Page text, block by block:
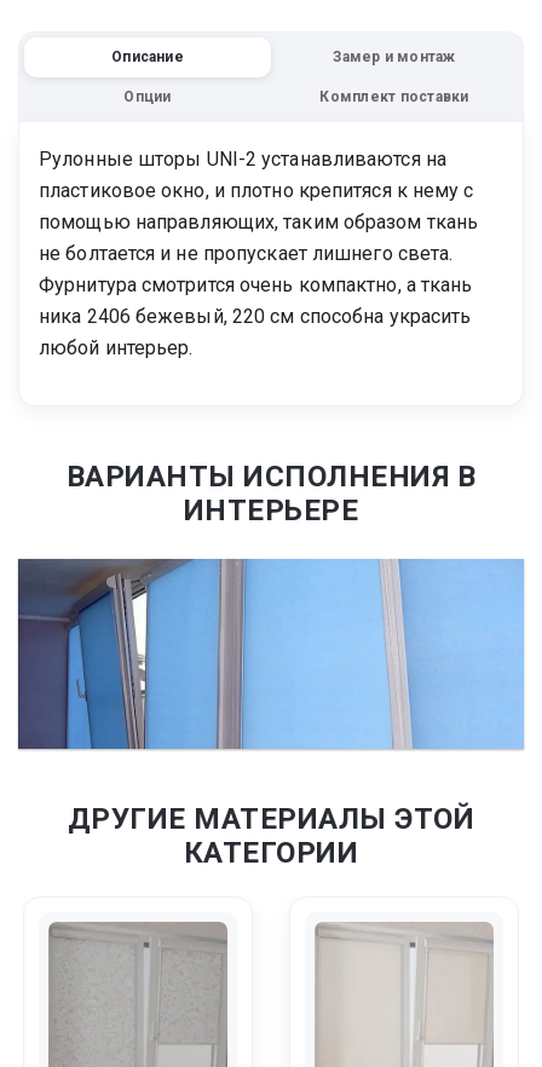
Описание Замер и монтаж
Опции Комплект поставки
Рулонные шторы UNI-2 устанавливаются на
пластиковое окно, и плотно крепитяся к нему с
помощью направляющих, таким образом ткань
не болтается и не пропускает лишнего света.
Фурнитура смотрится очень компактно, а ткань
ника 2406 бежевый, 220 см способна украсить
любой интерьер.
ВАРИАНТЫ ИСПОЛНЕНИЯ В
ИНТЕРЬЕРЕ
ДРУГИЕ МАТЕРИАЛЫ ЭТОЙ
КАТЕГОРИИ